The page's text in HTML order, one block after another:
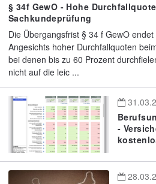
§ 34f GewO - Hohe
Sachkundeprüfung
Die Übergangsfrist § 34 f GewO
Angesichts hoher Durchfallquoten
bei denen bis zu 60 Prozent
nicht auf die leic ...
-